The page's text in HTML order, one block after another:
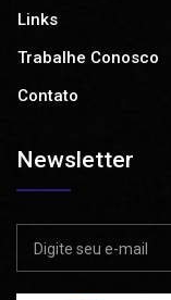
Links
Trabalhe Conosco
Contato
Newsletter